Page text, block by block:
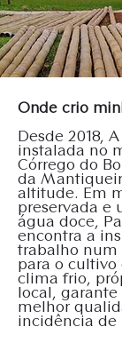
Onde crio
Desde 2018,
instalada no
Córrego do
da
altitude. Em
preservada e
água doce,
encontra a
trabalho num
para o cultivo
clima frio,
local,
melhor
incidência de